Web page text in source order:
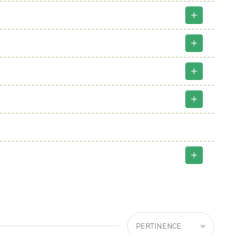
add
add
add
add
add
PERTINENCE 